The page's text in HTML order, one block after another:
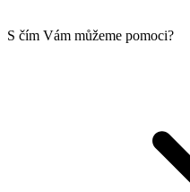
S čím Vám můžeme pomoci?